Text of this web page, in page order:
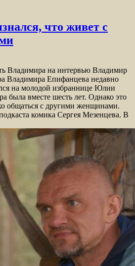
что живет с
Владимира на интервью Владимир
Владимира Епифанцева недавно
на молодой избраннице Юлии
была вместе шесть лет. Однако это
общаться с другими женщинами.
комика Сергея Мезенцева. В